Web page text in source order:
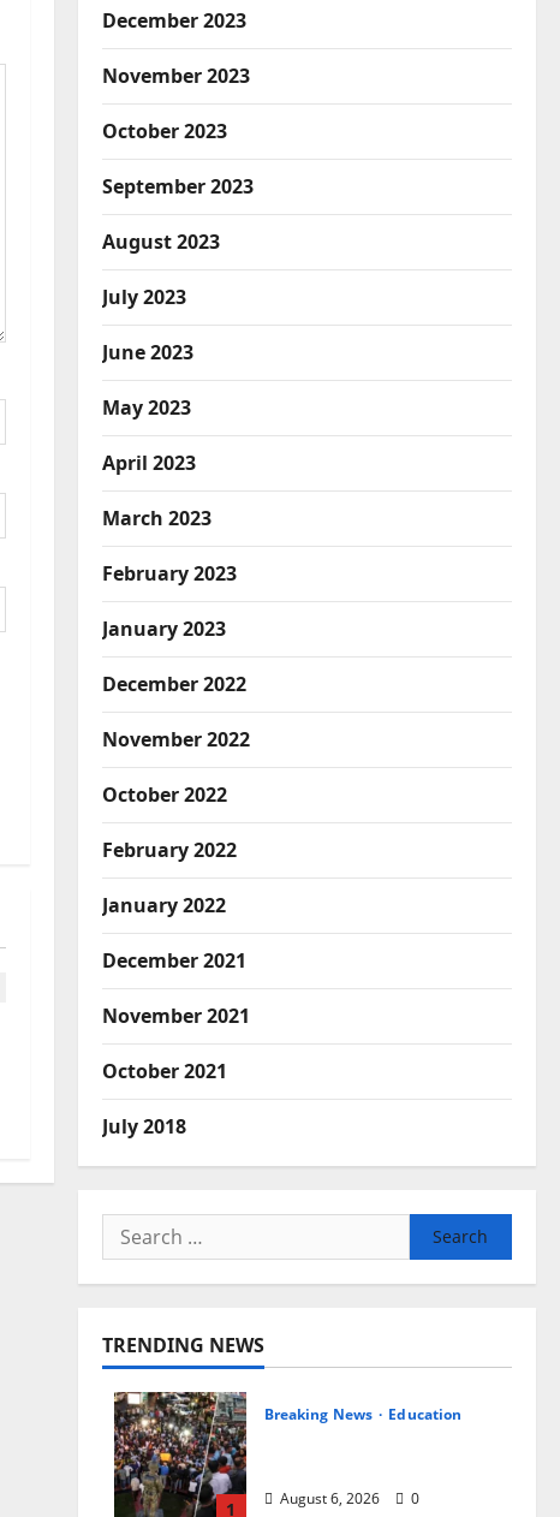
December 2023
November 2023
October 2023
September 2023
August 2023
July 2023
June 2023
May 2023
April 2023
March 2023
February 2023
January 2023
December 2022
November 2022
October 2022
February 2022
January 2022
December 2021
November 2021
October 2021
July 2018
Search
for:
TRENDING NEWS
1
Breaking News Education
August 6, 2026 0